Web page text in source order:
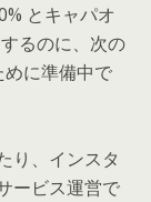
とキャパオ
るのに、次の
に準備中で
り、インスタ
ービス運営で